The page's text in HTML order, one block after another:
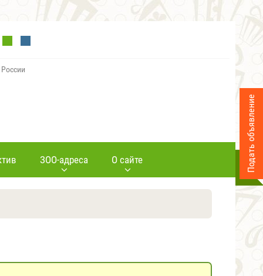
ЗОО-адреса О сайте Подать объявление